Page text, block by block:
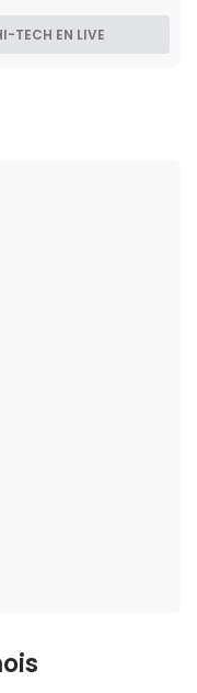
TECH EN LIVE